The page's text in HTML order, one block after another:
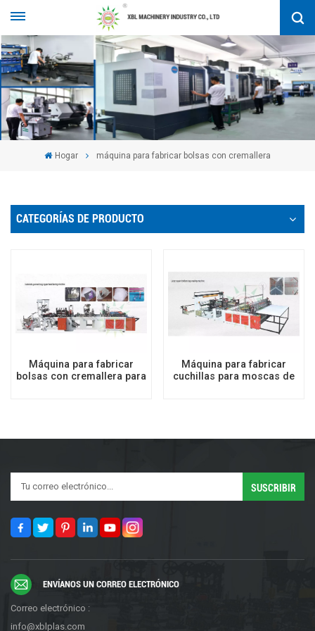
Hogar máquina para fabricar bolsas con cremallera
CATEGORÍAS DE PRODUCTO
Máquina para fabricar
bolsas con cremallera para
Máquina para fabricar
cuchillas para moscas de
ENVÍANOS UN CORREO ELECTRÓNICO
Correo electrónico :
info@xblplas.com